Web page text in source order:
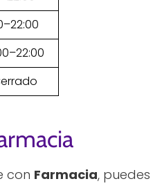
con Farmacia, puedes